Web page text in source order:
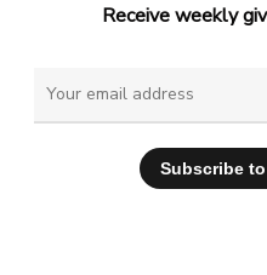
Receive weekly